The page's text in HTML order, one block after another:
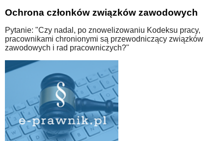
Ochrona członków związków zawodowych
Pytanie: "Czy nadal, po znowelizowaniu Kodeksu pracy,
pracownikami chronionymi są przewodniczący związków
zawodowych i rad pracowniczych?"